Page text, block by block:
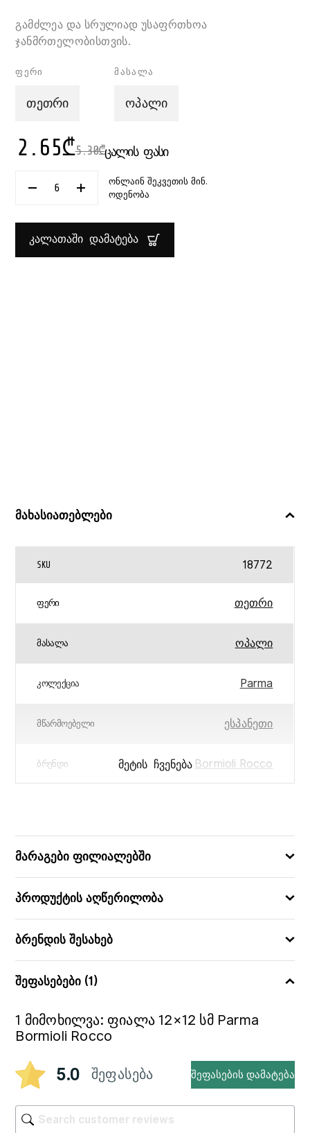
out of 5
based on
customer
გამძლეა და სრულიად უსაფრთხოა
ჯანმრთელობისთვის.
ფერი
თეთრი
მასალა
ოპალი
5.30₾
2.65₾ ᲪᲐᲚᲘᲡ ᲤᲐᲡᲘ
ᲠᲐᲝᲓᲔᲜᲝᲑᲐ:
ᲡᲛ
BORMIOLI
ონლაინ შეკვეთის მინ.
ოდენობა
ᲙᲐᲚᲐᲗᲐᲨᲘ ᲓᲐᲛᲐᲢᲔᲑᲐ
მახასიათებლები
SKU 18772
ᲤᲔᲠᲘ თეთრი
ᲛᲐᲡᲐᲚᲐ ოპალი
ᲙᲝᲚᲔᲥᲪᲘᲐ Parma
ᲛᲬᲐᲠᲛᲝᲔᲑᲔᲚᲘ ესპანეთი
ᲑᲠᲔᲜᲓᲘ Bormioli Rocco
ᲖᲝᲛᲔᲑᲘ (ᲡᲛ) 12x12
ᲛᲐᲮᲐᲡᲘᲐᲗᲔᲑᲚᲔᲑᲘ
გამოიყენება მიკროტალღურ
ᲛᲔᲢᲘᲡ ᲩᲕᲔᲜᲔᲑᲐ
მარაგები ფილიალებში
პროდუქტის აღწერილობა
ბრენდის შესახებ
შეფასებები (1)
1 მიმოხილვა: ფიალა 12×12 სმ Parma
Bormioli Rocco
5.0 შეფასება შეფასების დამატება